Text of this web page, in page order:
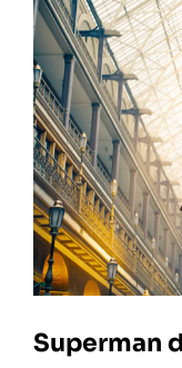
Superman